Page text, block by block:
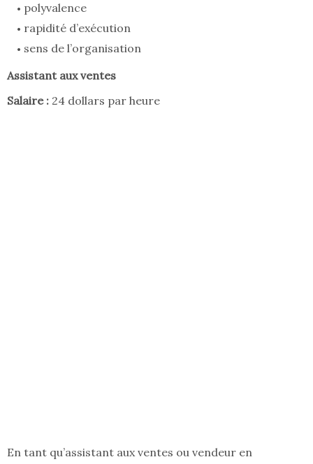
polyvalence
rapidité d’exécution
sens de l’organisation
Assistant aux ventes
Salaire : 24 dollars par heure
En tant qu’assistant aux ventes ou vendeur en